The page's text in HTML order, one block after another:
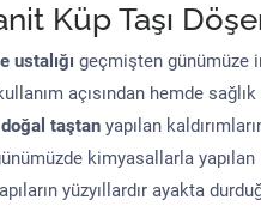
Küp Taşı
ustalığı geçmişten günümüze
açısından hemde
doğal taştan yapılan
kimyasallarla
yüzyıllardır ayakta